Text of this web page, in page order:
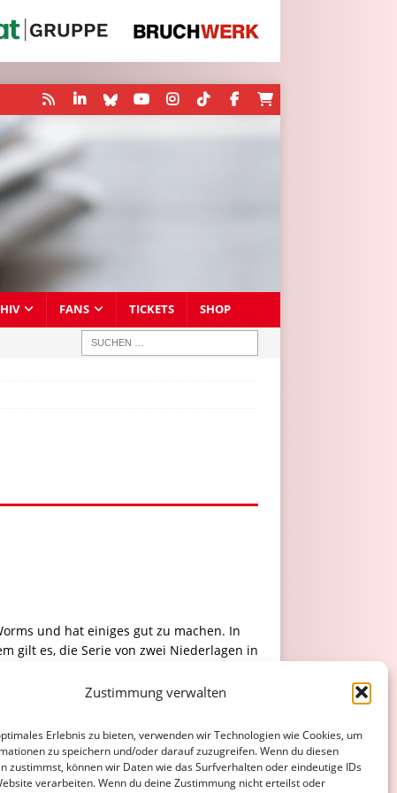
Zustimmung verwalten
Erlebnis zu bieten, verwenden wir Technologien wie Cookies, um
zu speichern und/oder darauf zuzugreifen. Wenn du diesen
zustimmst, können wir Daten wie das Surfverhalten oder eindeutige IDs
verarbeiten. Wenn du deine Zustimmung nicht erteilst oder
FANS TICKETS SHOP
und hat einiges gut zu machen. In
gilt es, die Serie von zwei Niederlagen in
analysiert: "Es gibt in dieser Liga
Die Spieler haben ihre Aufgaben auf